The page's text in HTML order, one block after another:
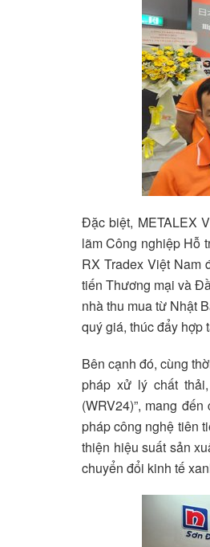
Đặc biệt, METALEX
lãm Công nghiệp Hỗ
RX Tradex Việt Nam
tiến Thương mại và
nhà thu mua từ Nhật
quý giá, thúc đẩy hợp
Bên cạnh đó, cùng
pháp xử lý chất
(WRV24)”, mang
pháp công nghệ tiên
thiện hiệu suất sản
chuyển đổi kinh tế